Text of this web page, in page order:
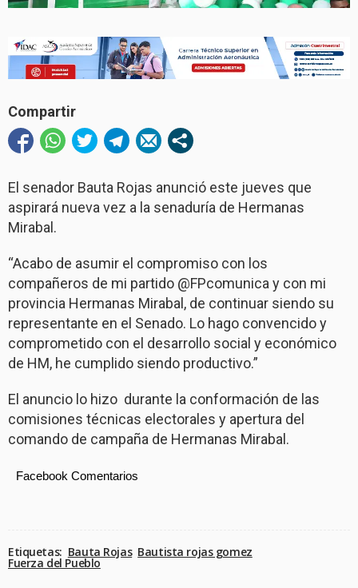
Compartir
El senador Bauta Rojas anunció este jueves que
aspirará nueva vez a la senaduría de Hermanas
Mirabal.
“Acabo de asumir el compromiso con los
compañeros de mi partido @FPcomunica y con mi
provincia Hermanas Mirabal, de continuar siendo su
representante en el Senado. Lo hago convencido y
comprometido con el desarrollo social y económico
de HM, he cumplido siendo productivo.”
El anuncio lo hizo durante la conformación de las
comisiones técnicas electorales y apertura del
comando de campaña de Hermanas Mirabal.
Facebook Comentarios
Etiquetas: Bauta Rojas Bautista rojas gomez
Fuerza del Pueblo